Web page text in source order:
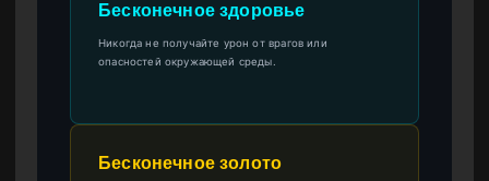
Бесконечное здоровье
Никогда не получайте урон от врагов или
опасностей окружающей среды.
Бесконечное золото